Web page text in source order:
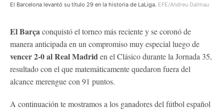
El Barcelona levantó su título 29 en la historia de LaLiga. EFE/Andreu Dalmau
El Barçaconquistó el torneo más reciente y se coronó de
manera anticipada en un compromiso muy especial luego de
vencer 2-0 al Real Madriden el Clásico durante la Jornada 35,
resultado con el que matemáticamente quedaron fuera del
alcance merengue con 91 puntos.
A continuación te mostramos a los ganadores del fútbol español